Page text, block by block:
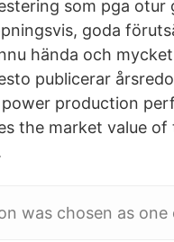
som pga otur
goda
hända och
publicerar
production
the market value of
was chosen as